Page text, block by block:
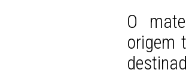
O
origem